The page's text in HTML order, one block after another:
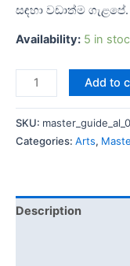
සඳහා වඩාත්ම ගැළපේ.
Availability: 5 in
Add to
SKU:
Categories: Arts,
Description